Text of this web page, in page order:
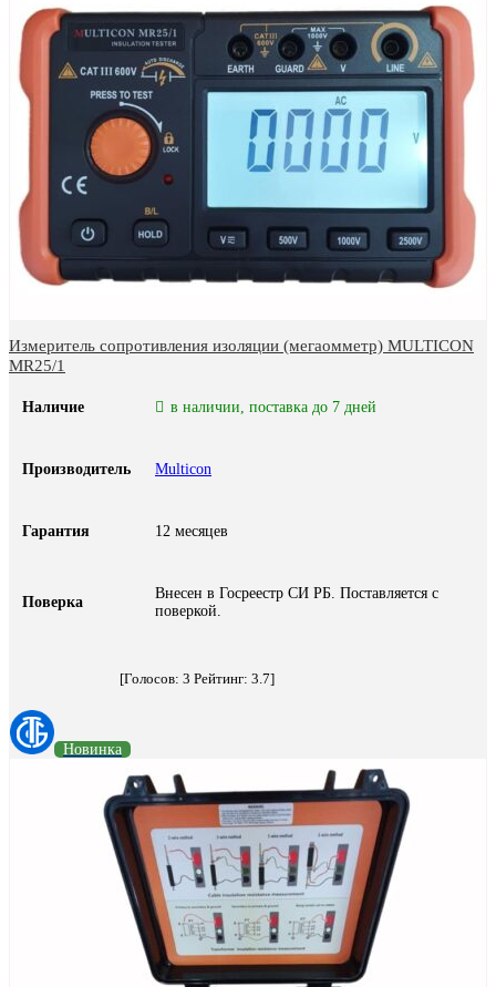
Измеритель сопротивления изоляции (мегаомметр) MULTICON
MR25/1
Наличие в наличии, поставка до 7 дней
Производитель Multicon
Гарантия 12 месяцев
Поверка
Внесен в Госреестр СИ РБ. Поставляется с
поверкой.
[Голосов: 3 Рейтинг: 3.7]
Новинка